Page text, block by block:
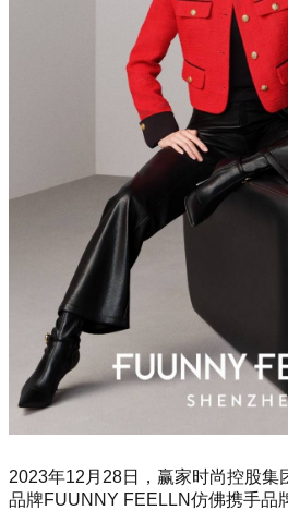
2023年12月28日，赢家时尚控股集
品牌FUUNNY FEELLN仿佛携手品